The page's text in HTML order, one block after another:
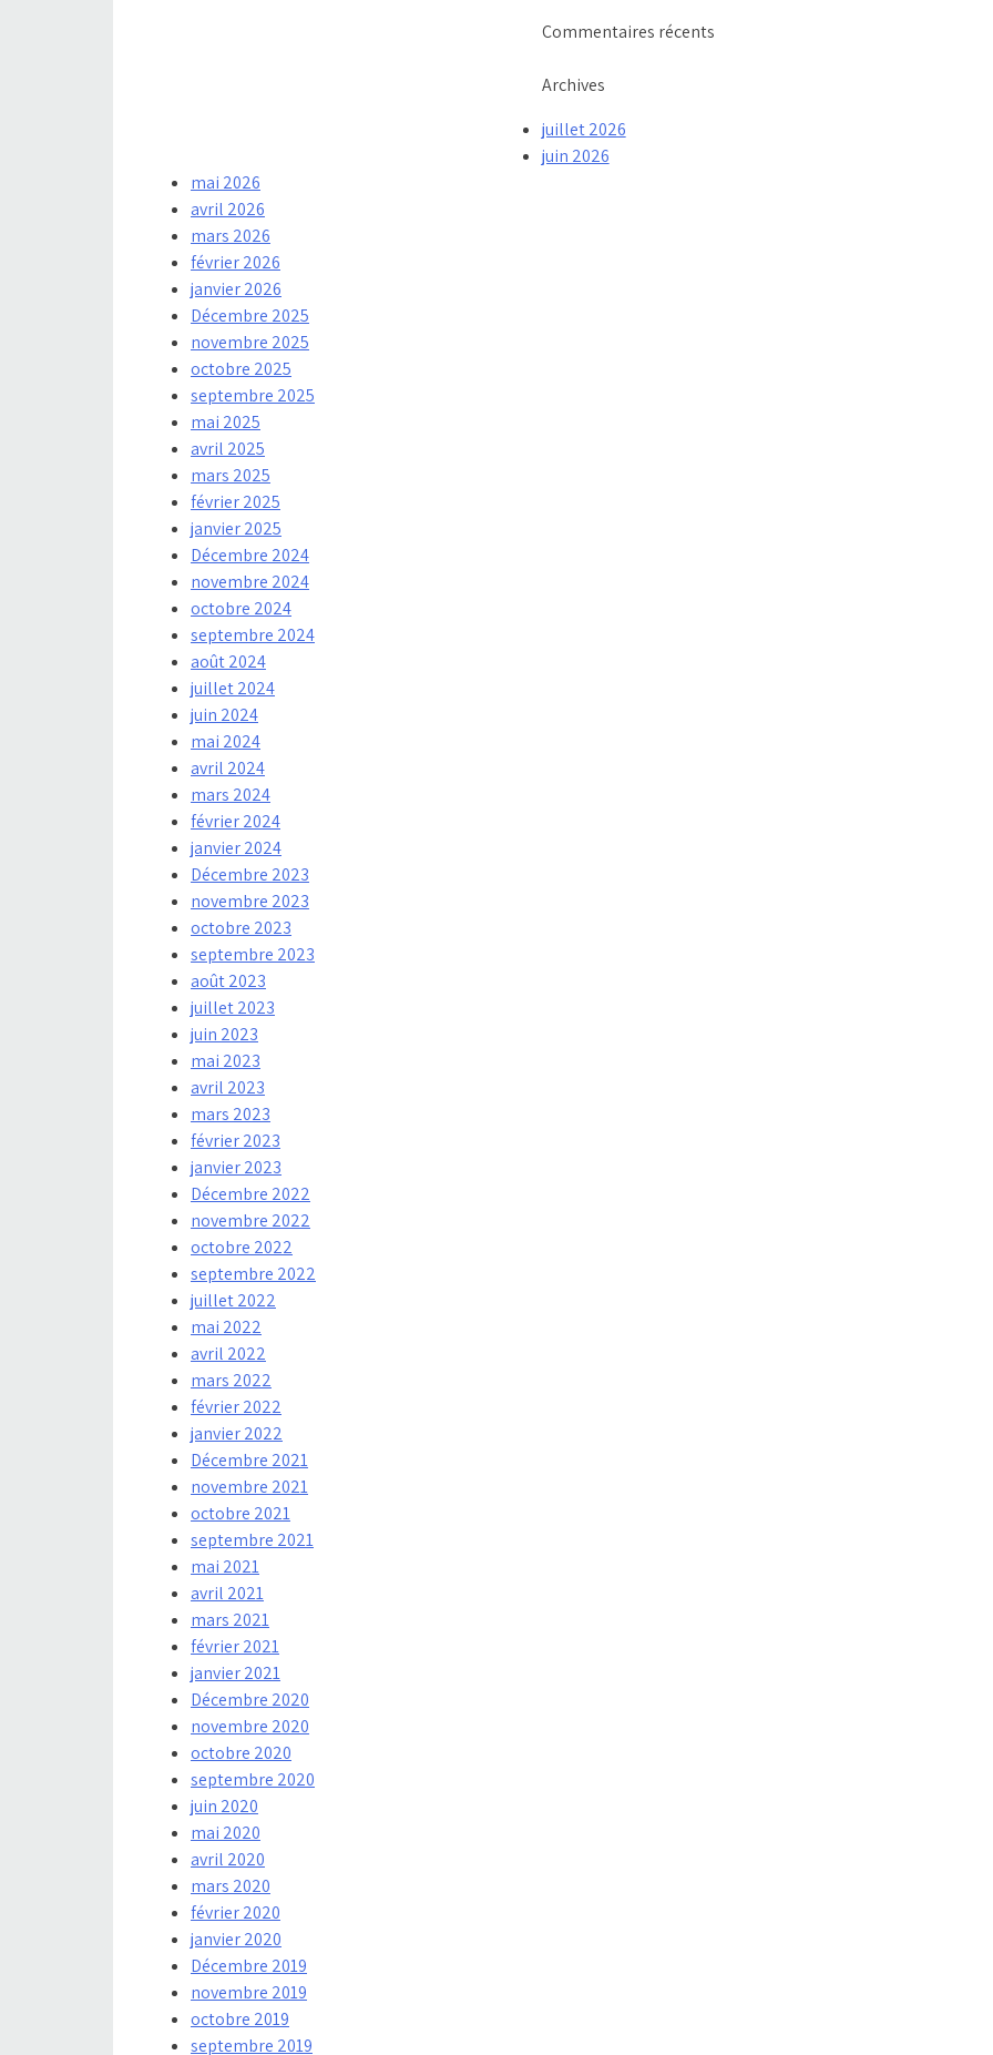
Commentaires récents
Archives
juillet 2026
juin 2026
mai 2026
avril 2026
mars 2026
février 2026
janvier 2026
Décembre 2025
novembre 2025
octobre 2025
septembre 2025
mai 2025
avril 2025
mars 2025
février 2025
janvier 2025
Décembre 2024
novembre 2024
octobre 2024
septembre 2024
août 2024
juillet 2024
juin 2024
mai 2024
avril 2024
mars 2024
février 2024
janvier 2024
Décembre 2023
novembre 2023
octobre 2023
septembre 2023
août 2023
juillet 2023
juin 2023
mai 2023
avril 2023
mars 2023
février 2023
janvier 2023
Décembre 2022
novembre 2022
octobre 2022
septembre 2022
juillet 2022
mai 2022
avril 2022
mars 2022
février 2022
janvier 2022
Décembre 2021
novembre 2021
octobre 2021
septembre 2021
mai 2021
avril 2021
mars 2021
février 2021
janvier 2021
Décembre 2020
novembre 2020
octobre 2020
septembre 2020
juin 2020
mai 2020
avril 2020
mars 2020
février 2020
janvier 2020
Décembre 2019
novembre 2019
octobre 2019
septembre 2019